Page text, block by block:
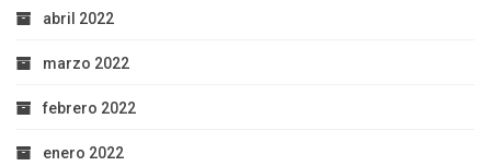
abril 2022
marzo 2022
febrero 2022
enero 2022